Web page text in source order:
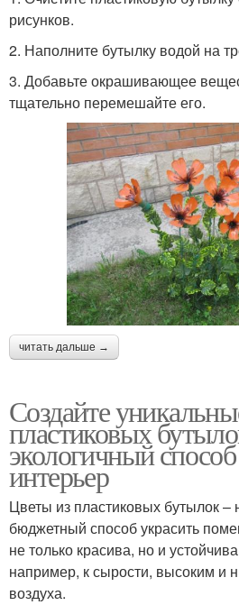
рисунков.
2. Наполните бутылку водой на
3. Добавьте окрашивающее
тщательно перемешайте его.
читать дальше →
Создайте
пластиковых
экологичный
интерьер
Цветы из пластиковых бутылок
бюджетный способ украсить
не только красива, но и
например, к сырости, высоким и
воздуха.